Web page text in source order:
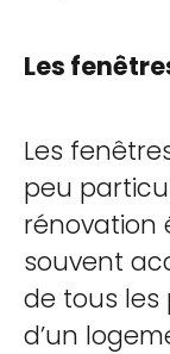
Les
Les
peu
rénovation
souvent
de tous les
d’un